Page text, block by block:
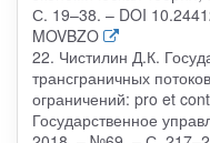
С. 19–38. – DOI
MOVBZO
22. Чистилин Д.К.
трансграничных
ограничений: pro et
Государственное